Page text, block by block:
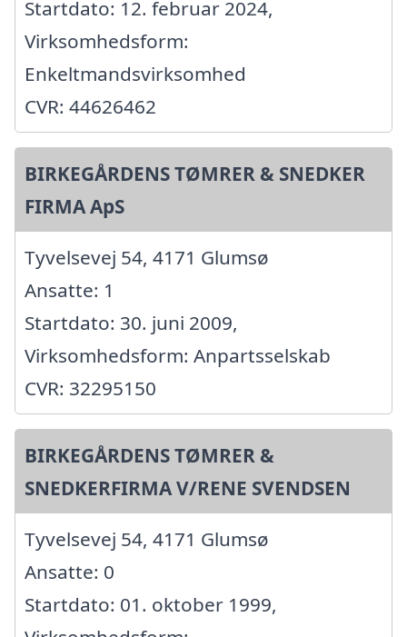
Startdato: 12. februar 2024,
Virksomhedsform:
Enkeltmandsvirksomhed
CVR: 44626462
BIRKEGÅRDENS TØMRER & SNEDKER
FIRMA ApS
Tyvelsevej 54, 4171 Glumsø
Ansatte: 1
Startdato: 30. juni 2009,
Virksomhedsform: Anpartsselskab
CVR: 32295150
BIRKEGÅRDENS TØMRER &
SNEDKERFIRMA V/RENE SVENDSEN
Tyvelsevej 54, 4171 Glumsø
Ansatte: 0
Startdato: 01. oktober 1999,